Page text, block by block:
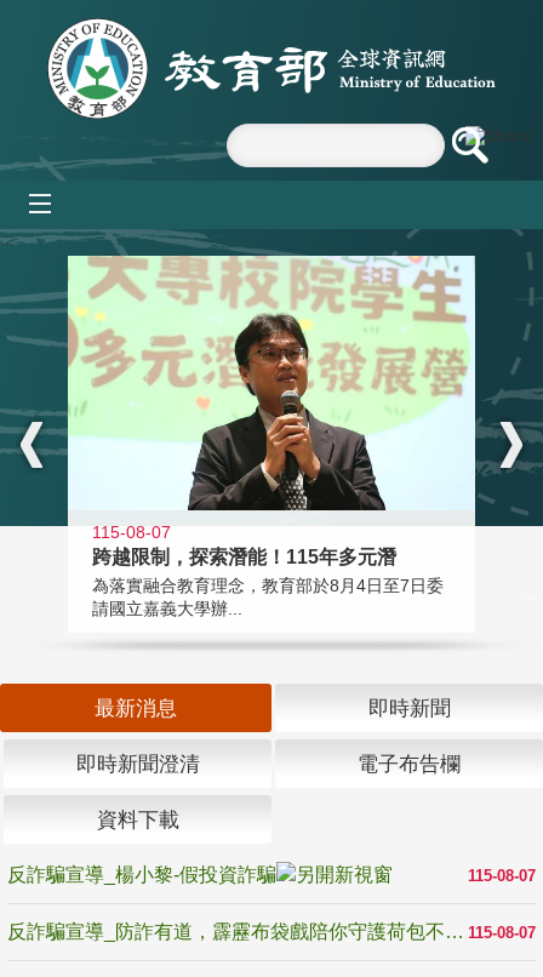
跳到主要內容區塊
:::
115-08-07
跨越限制，探索潛能！115年多元潛
為落實融合教育理念，教育部於8月4日至7日委
請國立嘉義大學辦...
最新消息 即時新聞
即時新聞澄清 電子布告欄
資料下載
115-08-07
反詐騙宣導_楊小黎-假投資詐騙
115-08-07
反詐騙宣導_防詐有道，霹靂布袋戲陪你守護荷包不受騙